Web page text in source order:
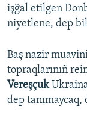
işğal etilgen
niyetlene, dep
Baş nazir
topraqlarınıñ
Vereşçuk
dep